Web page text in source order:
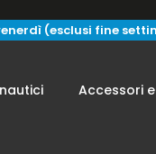
(esclusi fine
Accessori